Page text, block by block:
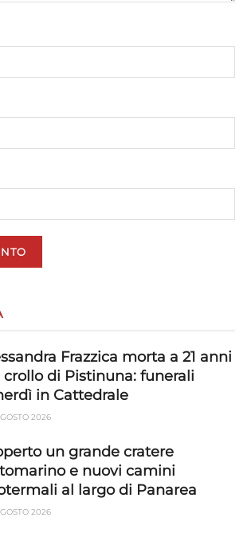
prevenire e
e contenuto,
Frazzica morta a 21 anni
crollo di Pistinuna: funerali
in Cattedrale
2026
un grande cratere
e nuovi camini
al largo di Panarea
2026